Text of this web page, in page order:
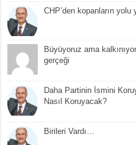
CHP’den kopanların
Büyüyoruz ama
gerçeği
Daha Partinin İsmini
Nasıl Koruyacak?
Birileri Vardı…